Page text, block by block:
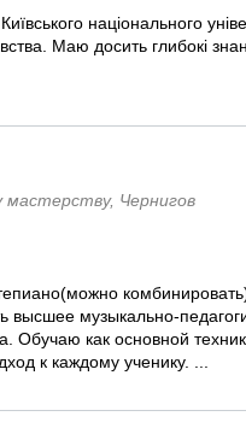
національного
Маю досить глибокі
Чернигов
высшее музыкально-
Обучаю как основной
к каждому ученику. ...